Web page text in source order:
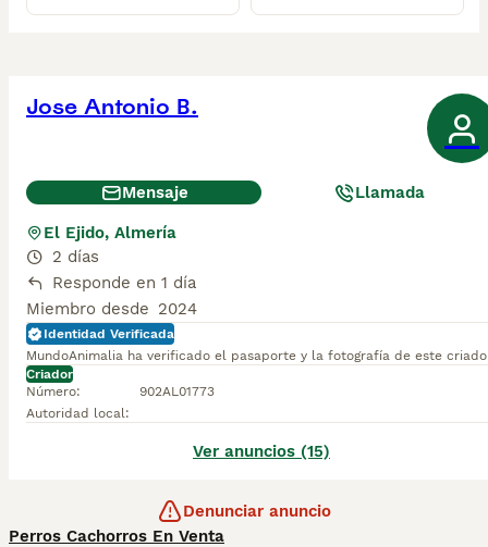
Jose Antonio B.
Mensaje Llamada
El Ejido, Almería
2 días
Responde en 1 día
Miembro desde 2024
Identidad Verificada
MundoAnimalia ha verificado el pasaporte y la fotografía de este
Criador
Número:
902AL01773
Autoridad local:
Ver anuncios (15)
Denunciar anuncio
Perros Cachorros En Venta